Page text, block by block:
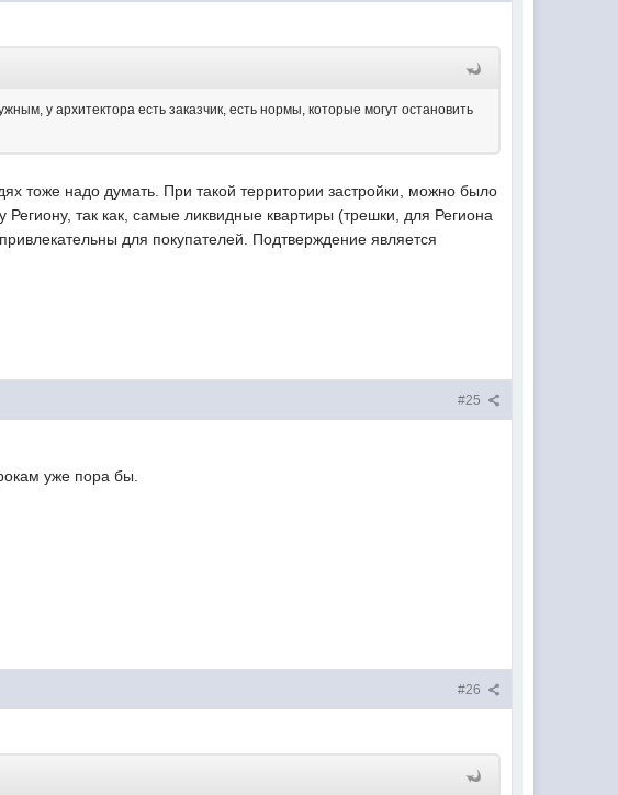
у архитектора есть заказчик, есть нормы, которые могут остановить
тоже надо думать. При такой территории застройки, можно было
так как, самые ликвидные квартиры (трешки, для Региона
для покупателей. Подтверждение является
#25
уже пора бы.
#26